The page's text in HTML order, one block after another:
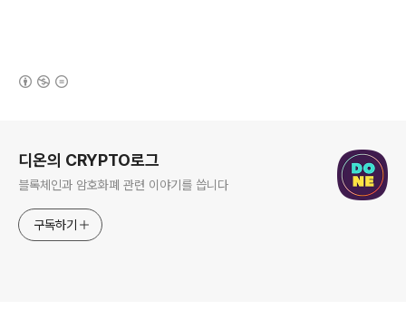
디온의 CRYPTO로그
블록체인과 암호화폐 관련 이야기를 씁니다
구독하기